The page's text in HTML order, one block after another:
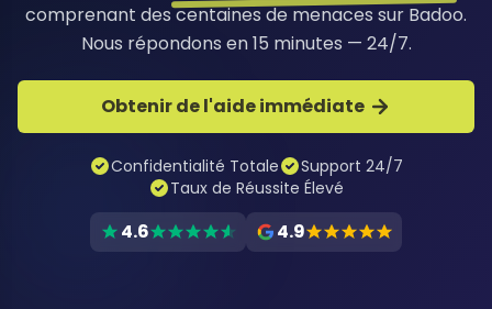
comprenant des centaines de menaces sur Badoo.
Nous répondons en 15 minutes — 24/7.
Obtenir de l'aide immédiate
Confidentialité Totale
Support 24/7
Taux de Réussite Élevé
4.6 4.9